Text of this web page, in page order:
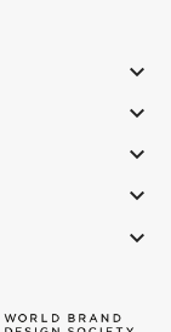
keyboard_arrow_down
keyboard_arrow_down
keyboard_arrow_down
keyboard_arrow_down
keyboard_arrow_down